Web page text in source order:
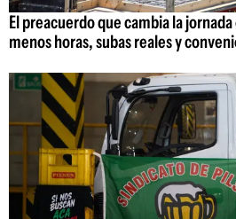
El preacuerdo que cambia la
menos horas, subas reales y